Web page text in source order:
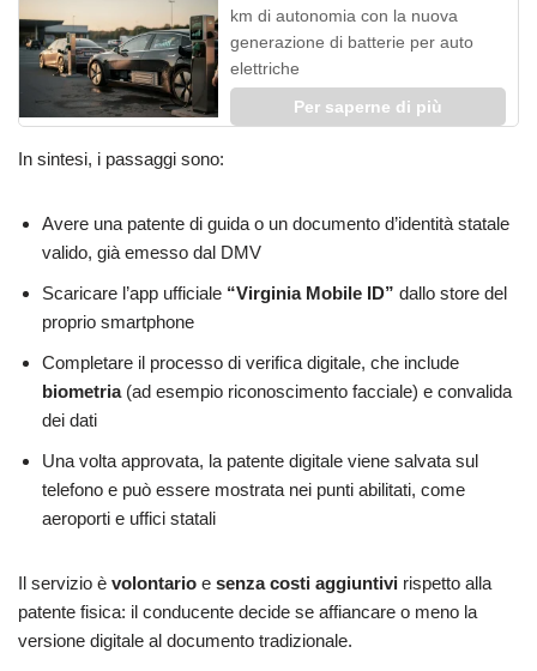
km di autonomia con la nuova
generazione di batterie per auto
elettriche
Per saperne di più
In sintesi, i passaggi sono:
Avere una patente di guida o un documento d’identità statale
valido, già emesso dal DMV
Scaricare l’app ufficiale “Virginia Mobile ID” dallo store del
proprio smartphone
Completare il processo di verifica digitale, che include
biometria(ad esempio riconoscimento facciale) e convalida
dei dati
Una volta approvata, la patente digitale viene salvata sul
telefono e può essere mostrata nei punti abilitati, come
aeroporti e uffici statali
Il servizio è volontario e senza costi aggiuntivi rispetto alla
patente fisica: il conducente decide se affiancare o meno la
versione digitale al documento tradizionale.